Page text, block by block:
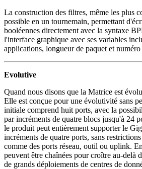
La construction des filtres, même les plus
possible en un tournemain, permettant
booléennes directement avec la syntaxe
l'interface graphique avec ses variables
applications, longueur de paquet et
Evolutive
Quand nous disons que la Matrice est
Elle est conçue pour une évolutivité sans
initiale comprend huit ports, avec la
par incréments de quatre blocs jusqu'à 24
le produit peut entièrement supporter le
incréments de quatre ports, sans
comme des ports réseau, outil ou uplink.
peuvent être chaînées pour croître au-delà
de grands déploiements de centres de